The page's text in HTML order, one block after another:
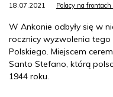
18.07.2021 Polacy na
W Ankonie odbyły się w
rocznicy wyzwolenia tego
Polskiego. Miejscem
Santo Stefano, którą
1944 roku.